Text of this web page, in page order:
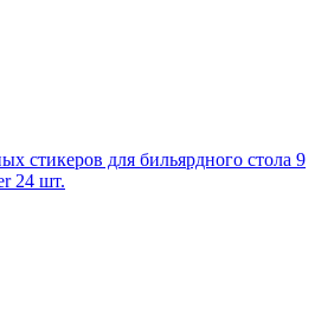
стикеров для бильярдного стола 9
24 шт.